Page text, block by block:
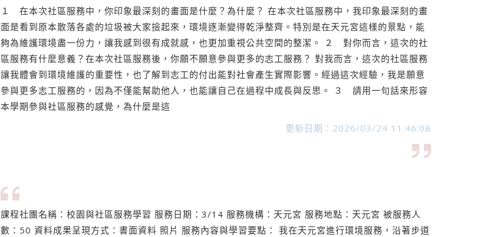
１ 在本次社區服務中，你印象最深刻的畫面是什麼？為什麼？ 在本次社區服務中，我印象最深刻的畫
面是看到原本散落各處的垃圾被大家撿起來，環境逐漸變得乾淨整齊。特別是在天元宮這樣的景點，能
夠為維護環境盡一份力，讓我感到很有成就感，也更加重視公共空間的整潔。 ２ 對你而言，這次的社
區服務有什麼意義？在本次社區服務後，你願不願意參與更多的志工服務？ 對我而言，這次的社區服務
讓我體會到環境維護的重要性，也了解到志工的付出能對社會產生實際影響。經過這次經驗，我是願意
參與更多志工服務的，因為不僅能幫助他人，也能讓自己在過程中成長與反思。 ３ 請用一句話來形容
本學期參與社區服務的感覺，為什麼是這
更新日期：2026/03/24 11:46:08
課程社團名稱：校園與社區服務學習 服務日期：3/14 服務機構：天元宮 服務地點：天元宮 被服務人
數：50 資料成果呈現方式：書面資料 照片 服務內容與學習要點： 我在天元宮進行環境服務，沿著步道